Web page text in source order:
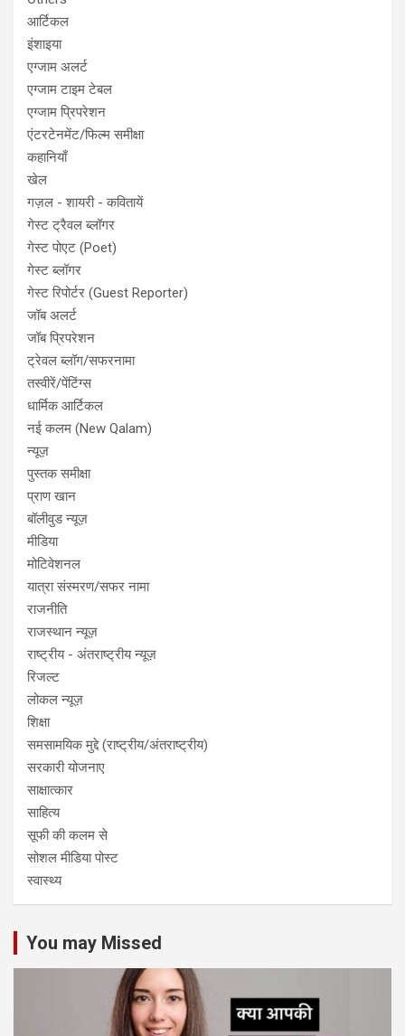
आर्टिकल
इंशाइया
एग्जाम अलर्ट
एग्जाम टाइम टेबल
एग्जाम प्रिपरेशन
एंटरटेनमेंट/फिल्म समीक्षा
कहानियाँ
खेल
गज़ल - शायरी - कवितायें
गेस्ट ट्रैवल ब्लॉगर
गेस्ट पोएट (Poet)
गेस्ट ब्लॉगर
गेस्ट रिपोर्टर (Guest Reporter)
जॉब अलर्ट
जॉब प्रिपरेशन
ट्रेवल ब्लॉग/सफरनामा
तस्वीरें/पेंटिंग्स
धार्मिक आर्टिकल
नई कलम (New Qalam)
न्यूज़
पुस्तक समीक्षा
प्राण खान
बॉलीवुड न्यूज़
मीडिया
मोटिवेशनल
यात्रा संस्मरण/सफर नामा
राजनीति
राजस्थान न्यूज़
राष्ट्रीय - अंतराष्ट्रीय न्यूज़
रिजल्ट
लोकल न्यूज़
शिक्षा
समसामयिक मुद्दे (राष्ट्रीय/अंतराष्ट्रीय)
सरकारी योजनाए
साक्षात्कार
साहित्य
सूफी की कलम से
सोशल मीडिया पोस्ट
स्वास्थ्य
You may Missed